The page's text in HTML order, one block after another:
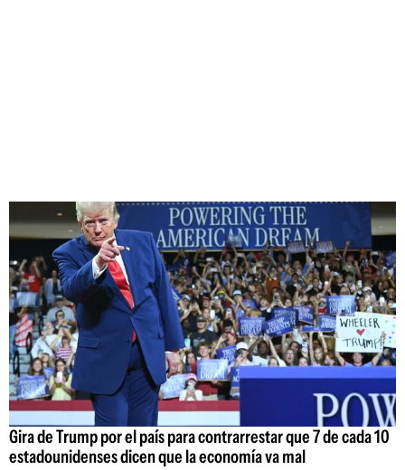
Gira de Trump por el país para contrarrestar que 7 de cada 10
estadounidenses dicen que la economía va mal